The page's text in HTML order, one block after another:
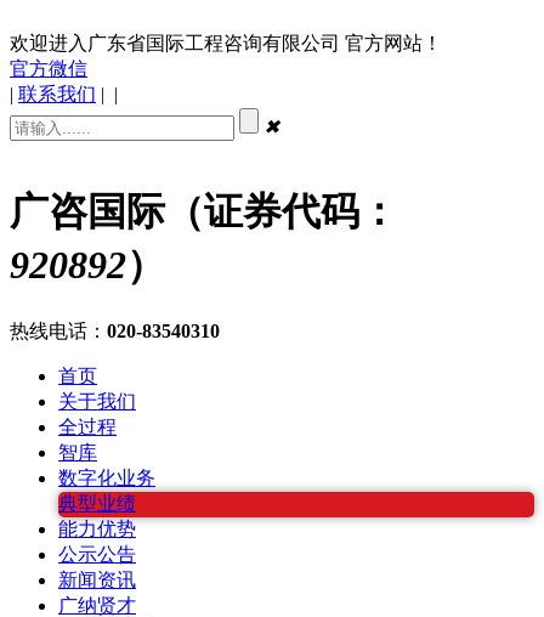
欢迎进入广东省国际工程咨询有限公司 官方网站！
官方微信
| 联系我们 | |
✖
广咨国际（证券代码：
920892）
热线电话： 020-83540310
首页
关于我们
全过程
智库
数字化业务
典型业绩
能力优势
公示公告
新闻资讯
广纳贤才